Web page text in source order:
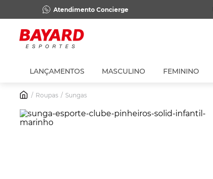
Atendimento Concierge
LANÇAMENTOS MASCULINO FEMININO
Roupas Sungas